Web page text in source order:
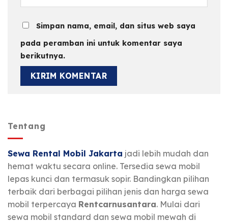
Simpan nama, email, dan situs web saya
pada peramban ini untuk komentar saya
berikutnya.
Tentang
Sewa Rental Mobil Jakarta jadi lebih mudah dan
hemat waktu secara online. Tersedia sewa mobil
lepas kunci dan termasuk sopir. Bandingkan pilihan
terbaik dari berbagai pilihan jenis dan harga sewa
mobil terpercaya Rentcarnusantara. Mulai dari
sewa mobil standard dan sewa mobil mewah di